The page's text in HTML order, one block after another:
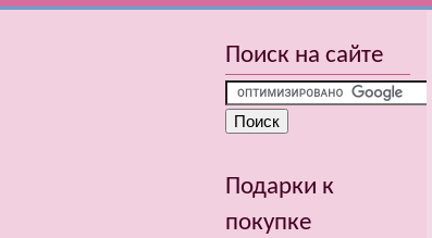
Поиск на сайте
Подарки к
покупке